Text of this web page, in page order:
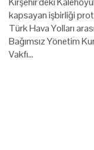
kapsayan işbirliği
Türk Hava Yolları
Bağımsız Yönetim
Vakfı…